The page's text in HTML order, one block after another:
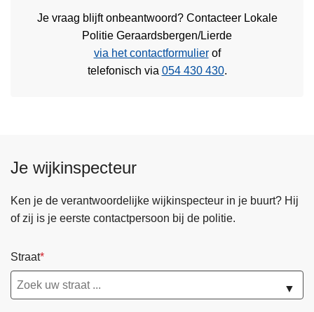
Je vraag blijft onbeantwoord? Contacteer Lokale
Politie Geraardsbergen/Lierde
via het contactformulierof
telefonisch via 054 430 430.
Je wijkinspecteur
Ken je de verantwoordelijke wijkinspecteur in je buurt? Hij
of zij is je eerste contactpersoon bij de politie.
Straat
▼